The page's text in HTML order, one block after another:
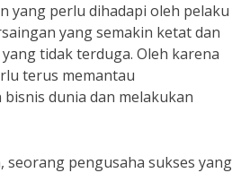
yang perlu dihadapi oleh pelaku
yang semakin ketat dan
tidak terduga. Oleh karena
terus memantau
dunia dan melakukan
seorang pengusaha sukses yang